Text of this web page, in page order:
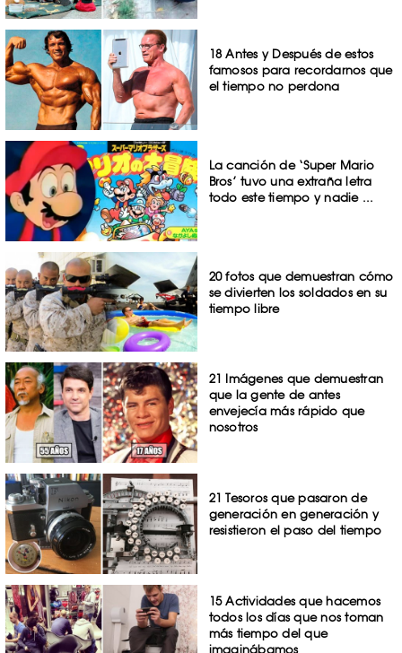
18 Antes y Después de estos
famosos para recordarnos que
el tiempo no perdona
La canción de ‘Super Mario
Bros’ tuvo una extraña letra
todo este tiempo y nadie ...
20 fotos que demuestran cómo
se divierten los soldados en su
tiempo libre
21 Imágenes que demuestran
que la gente de antes
envejecía más rápido que
nosotros
21 Tesoros que pasaron de
generación en generación y
resistieron el paso del tiempo
15 Actividades que hacemos
todos los días que nos toman
más tiempo del que
imaginábamos